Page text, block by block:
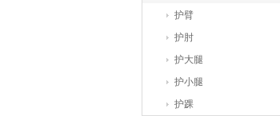
护臂
护肘
护大腿
护小腿
护踝